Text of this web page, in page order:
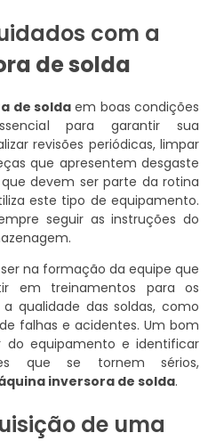
com a
de solda
de soldaem boas condições
para garantir sua
revisões periódicas, limpar
que apresentem desgaste
devem ser parte da rotina
este tipo de equipamento.
seguir as instruções do
na formação da equipe que
em treinamentos para os
qualidade das soldas, como
falhas e acidentes. Um bom
do equipamento e identificar
que se tornem sérios,
inversora de solda.
de uma